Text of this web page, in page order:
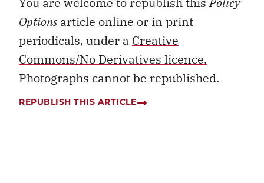
Optionsarticle online or in print
periodicals, under a Creative
Commons/No Derivatives licence.
Photographs cannot be republished.
REPUBLISH THIS ARTICLE